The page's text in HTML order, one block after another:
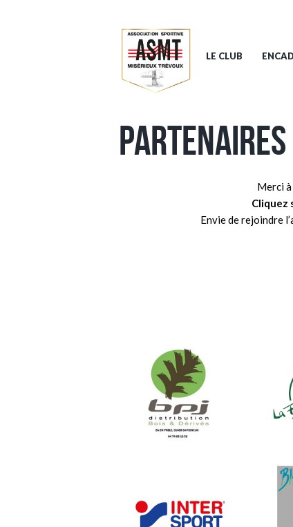
LE CLUB
Merci
Cliquez
Envie de rejoindre